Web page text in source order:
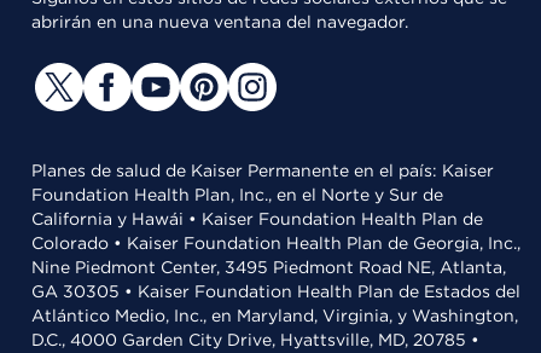
abrirán en una nueva ventana del navegador.
Planes de salud de Kaiser Permanente en el país: Kaiser
Foundation Health Plan, Inc., en el Norte y Sur de
California y Hawái • Kaiser Foundation Health Plan de
Colorado • Kaiser Foundation Health Plan de Georgia, Inc.,
Nine Piedmont Center, 3495 Piedmont Road NE, Atlanta,
GA 30305 • Kaiser Foundation Health Plan de Estados del
Atlántico Medio, Inc., en Maryland, Virginia, y Washington,
D.C., 4000 Garden City Drive, Hyattsville, MD, 20785 •